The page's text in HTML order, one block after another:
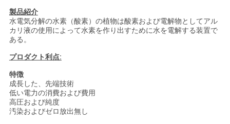
ラ
イ
バ
シ
ー
ポ
製品紹介
水電気分解の水素（酸素）の植物は酸素および電解物としてアル
カリ液の使用によって水素を作り出すために水を電解する装置で
ある。
プロダクト利点:
特徴
成長した、先端技術
低い電力の消費および費用
高圧および純度
汚染およびゼロ放出無し